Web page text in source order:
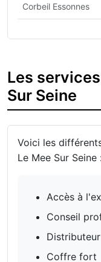
Corbeil Essonnes
Les
Sur Seine
Voici les
Le Mee Sur Seine
Accès à
Conseil
Coffre fort